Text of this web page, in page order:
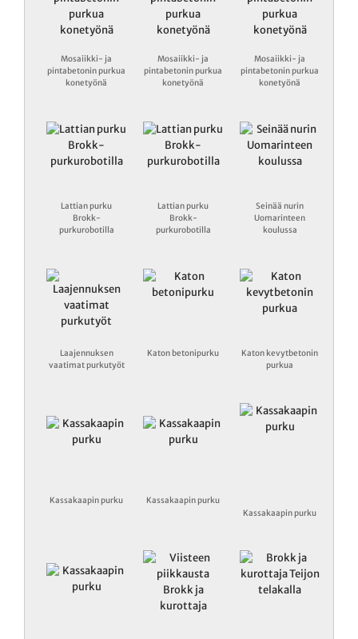
Mosaiikki- ja
pintabetonin purkua
konetyönä
Mosaiikki- ja
pintabetonin purkua
konetyönä
Mosaiikki- ja
pintabetonin purkua
konetyönä
Lattian purku
Brokk-
purkurobotilla
Lattian purku
Brokk-
purkurobotilla
Seinää nurin
Uomarinteen
koulussa
Laajennuksen
vaatimat purkutyöt
Katon betonipurku
Katon kevytbetonin
purkua
Kassakaapin purku
Kassakaapin purku
Kassakaapin purku